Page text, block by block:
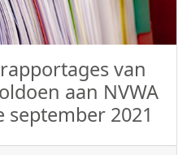
van
aan NVWA
2021